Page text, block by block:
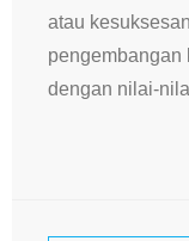
atau
pengembangan
dengan nilai-